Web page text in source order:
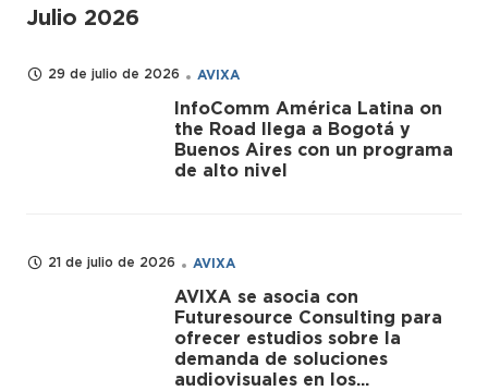
Julio 2026
29 de julio de 2026 AVIXA
InfoComm América Latina on
the Road llega a Bogotá y
Buenos Aires con un programa
de alto nivel
21 de julio de 2026 AVIXA
AVIXA se asocia con
Futuresource Consulting para
ofrecer estudios sobre la
demanda de soluciones
audiovisuales en los...